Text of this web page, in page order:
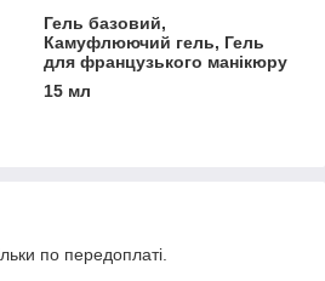
Гель базовий,
Камуфлюючий гель, Гель
для французького манікюру
15 мл
по передоплаті.